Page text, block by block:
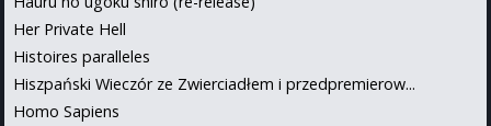
Her Private Hell
Histoires paralleles
Hiszpański Wieczór ze Zwierciadłem i przedpremierow...
Homo Sapiens